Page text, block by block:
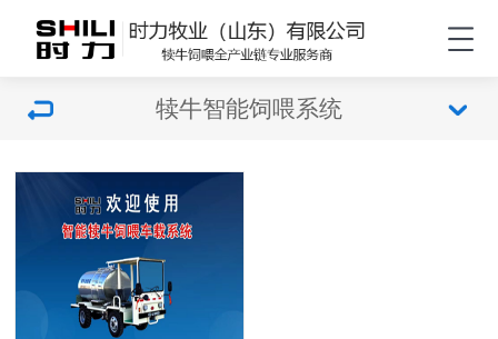
犊牛智能饲喂系统